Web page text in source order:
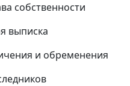
собственности
выписка
и обременения